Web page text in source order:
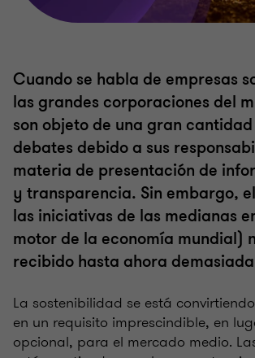
Cuando se habla de empresas
las grandes corporaciones del
son objeto de una gran
debates debido a sus
materia de presentación de
y transparencia. Sin embargo,
las iniciativas de las medianas
motor de la economía mundial)
recibido hasta ahora
La sostenibilidad se está
en un requisito imprescindible, en
opcional, para el mercado medio.